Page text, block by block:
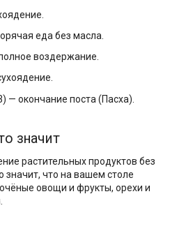
еда без масла.
воздержание.
— окончание поста (Пасха).
значит
растительных продуктов без
значит, что на вашем столе
овощи и фрукты, орехи и